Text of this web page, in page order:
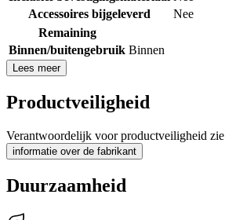
Accessoires bijgeleverd
Nee
Remaining
Binnen/buitengebruik Binnen
Lees meer
Productveiligheid
Verantwoordelijk voor productveiligheid zie
informatie over de fabrikant
Duurzaamheid